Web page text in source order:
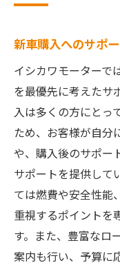
新車購入へのサポ
イシカワモーターで
を最優先に考えたサ
入は多くの方にとっ
ため、お客様が自分
や、購入後のサポー
サポートを提供して
ては燃費や安全性能
重視するポイントを
す。また、豊富なロ
案内も行い、予算に